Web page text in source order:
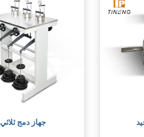
جهاز دمج ثلاثي